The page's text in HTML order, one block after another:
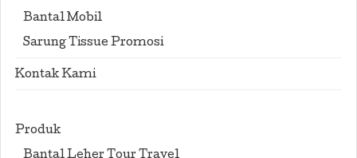
Bantal Mobil
Sarung Tissue Promosi
Kontak Kami
Produk
Bantal Leher Tour Travel